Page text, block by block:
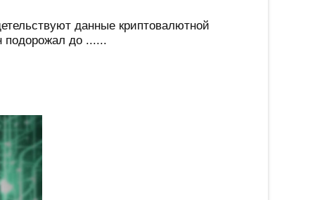
данные криптовалютной
подорожал до ......